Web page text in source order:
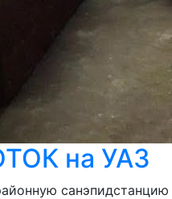
на УАЗ
санэпидстанцию